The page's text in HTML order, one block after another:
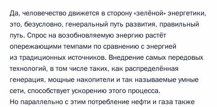
Да, человечество движется в сторону «зелёной» энергетики,
это, безусловно, генеральный путь развития, правильный
путь. Спрос на возобновляемую энергию растёт
опережающими темпами по сравнению с энергией
из традиционных источников. Внедрение самых передовых
технологий, в том числе таких, как распределённая
генерация, мощные накопители и так называемые умные
сети, способствует ускорению этого процесса.
Но параллельно с этим потребление нефти и газа также